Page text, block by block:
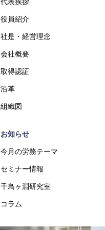
役員紹介
社是・経営理念
会社概要
取得認証
沿革
組織図
お知らせ
今月の労務テーマ
セミナー情報
千鳥ヶ淵研究室
コラム